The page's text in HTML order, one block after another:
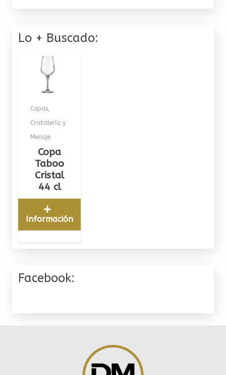
Lo + Buscado:
Copas
Cristalería y
Menaje
Copa
Taboo
Cristal
44 cl
Información
Facebook: